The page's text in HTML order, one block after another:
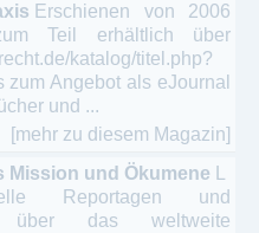
Erschienen von 2006
Teil erhältlich über
katalog/titel.php?
Angebot als eJournal
und ...
[mehr zu diesem Magazin]
Mission und Ökumene
Reportagen und
über das weltweite